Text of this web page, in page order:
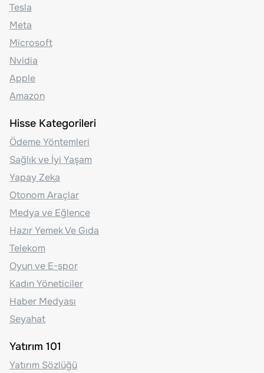
Tesla
Meta
Microsoft
Nvidia
Apple
Amazon
Hisse Kategorileri
Ödeme Yöntemleri
Sağlık ve İyi Yaşam
Yapay Zeka
Otonom Araçlar
Medya ve Eğlence
Hazır Yemek Ve Gıda
Telekom
Oyun ve E-spor
Kadın Yöneticiler
Haber Medyası
Seyahat
Yatırım 101
Yatırım Sözlüğü